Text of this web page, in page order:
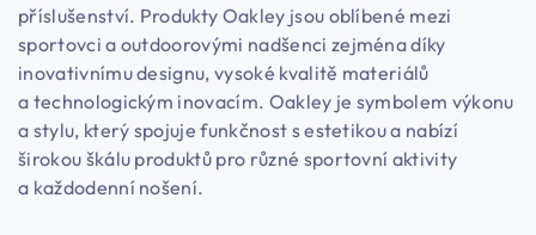
příslušenství. Produkty Oakley jsou oblíbené mezi
sportovci a outdoorovými nadšenci zejména díky
inovativnímu designu, vysoké kvalitě materiálů
a technologickým inovacím. Oakley je symbolem výkonu
a stylu, který spojuje funkčnost s estetikou a nabízí
širokou škálu produktů pro různé sportovní aktivity
a každodenní nošení.